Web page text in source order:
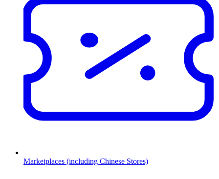
Marketplaces (including Chinese Stores)